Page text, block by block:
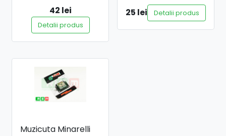
42 lei
Detalii produs
25 lei Detalii produs
Muzicuta Minarelli